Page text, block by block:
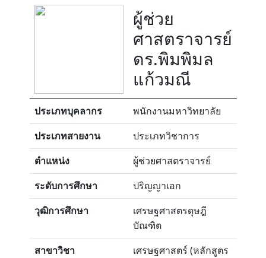
ผู้ช่วย
ศาสตราจารย์
ดร.พิมพิมล
แก้วมณี
ประเภทบุคลากร
พนักงานมหาวิทยาลัย
ประเภทสายงาน
ประเภทวิชาการ
ตำแหน่ง
ผู้ช่วยศาสตราจารย์
ระดับการศึกษา
ปริญญาเอก
วุฒิการศึกษา
เศรษฐศาสตรดุษฎี
บัณฑิต
สาขาวิชา
เศรษฐศาสตร์ (หลักสูตร